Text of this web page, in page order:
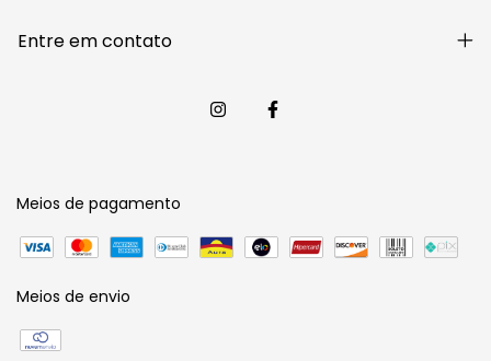
Entre em contato
Meios de pagamento
Meios de envio